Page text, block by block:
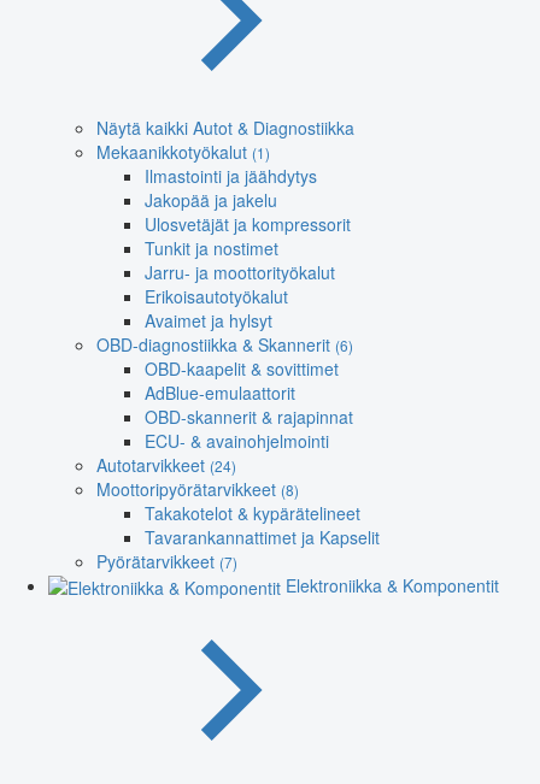
Näytä kaikki Autot & Diagnostiikka
Mekaanikkotyökalut (1)
Ilmastointi ja jäähdytys
Jakopää ja jakelu
Ulosvetäjät ja kompressorit
Tunkit ja nostimet
Jarru- ja moottorityökalut
Erikoisautotyökalut
Avaimet ja hylsyt
OBD-diagnostiikka & Skannerit (6)
OBD-kaapelit & sovittimet
AdBlue-emulaattorit
OBD-skannerit & rajapinnat
ECU- & avainohjelmointi
Autotarvikkeet (24)
Moottoripyörätarvikkeet (8)
Takakotelot & kypärätelineet
Tavarankannattimet ja Kapselit
Pyörätarvikkeet (7)
Elektroniikka & Komponentit